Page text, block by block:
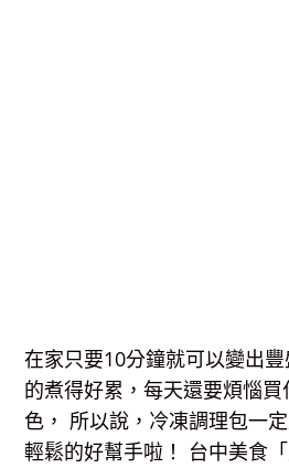
在家只要10分鐘就可以變出
的煮得好累，每天還要煩惱
色， 所以說，冷凍調理包一
輕鬆的好幫手啦！ 台中美食